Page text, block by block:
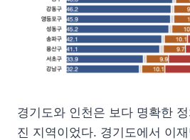
경기도와 인천은 보다 명확한
진 지역이었다. 경기도에서 이